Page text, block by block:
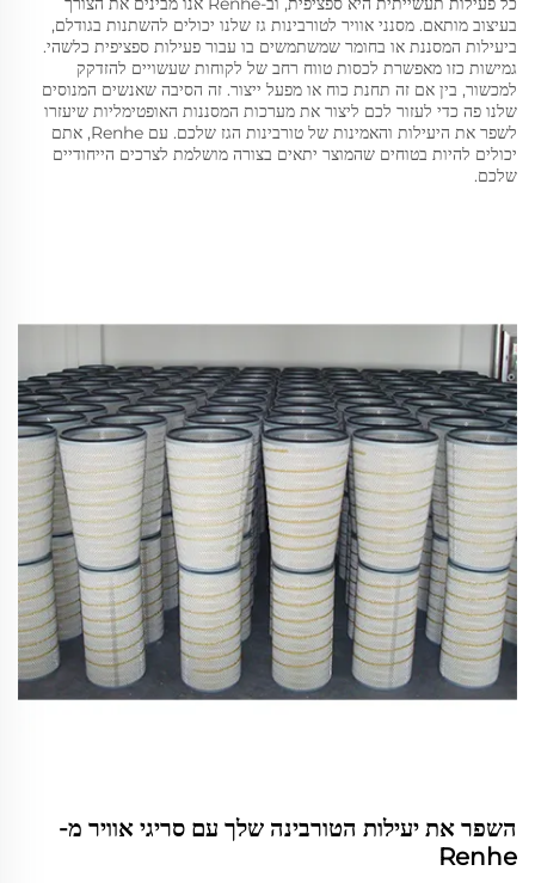
בעיצוב מותאם. מסנני אוויר לטורבינות גז שלנו יכולים להשתנות בגודלם,
ביעילות המסננת או בחומר שמשתמשים בו עבור פעילות ספציפית כלשהי.
גמישות כזו מאפשרת לכסות טווח רחב של לקוחות שעשויים להזדקק
למכשור, בין אם זה תחנת כוח או מפעל ייצור. זה הסיבה שאנשים המנוסים
שלנו פה כדי לעזור לכם ליצור את מערכות המסננות האופטימליות שיעזרו
לשפר את היעילות והאמינות של טורבינות הגז שלכם. עם Renhe, אתם
יכולים להיות בטוחים שהמוצר יתאים בצורה מושלמת לצרכים הייחודיים
שלכם.
השפר את יעילות הטורבינה שלך עם סריגי אוויר מ-
Renhe